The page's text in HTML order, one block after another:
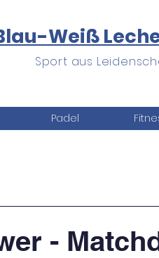
Weiß
Sport aus
Padel
-